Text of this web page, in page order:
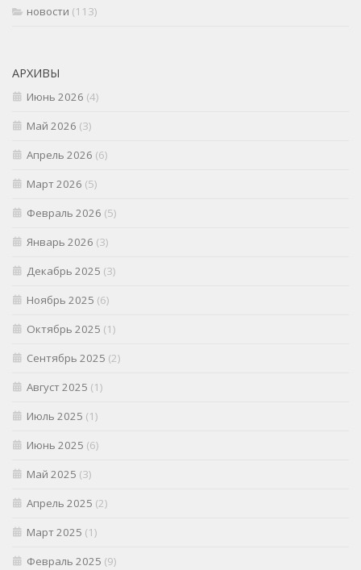
новости (113)
АРХИВЫ
Июнь 2026 (4)
Май 2026 (3)
Апрель 2026 (6)
Март 2026 (5)
Февраль 2026 (5)
Январь 2026 (3)
Декабрь 2025 (3)
Ноябрь 2025 (6)
Октябрь 2025 (1)
Сентябрь 2025 (2)
Август 2025 (1)
Июль 2025 (1)
Июнь 2025 (6)
Май 2025 (3)
Апрель 2025 (2)
Март 2025 (1)
Февраль 2025 (9)